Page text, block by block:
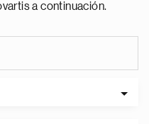
a continuación.